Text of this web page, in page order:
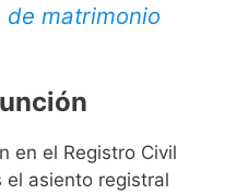
matrimonio
en el Registro Civil
el asiento registral